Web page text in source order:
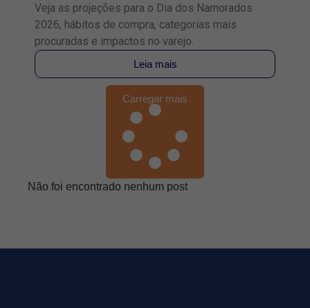
Veja as projeções para o Dia dos Namorados
2026, hábitos de compra, categorias mais
procuradas e impactos no varejo.
Leia mais
Carregar mais
Não foi encontrado nenhum post